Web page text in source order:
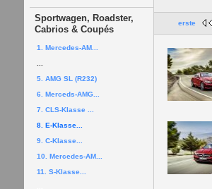
Sportwagen, Roadster,
Cabrios & Coupés
1. Mercedes-AM...
5. AMG SL (R232)
6. Merceds-AMG...
7. CLS-Klasse ...
8. E-Klasse...
9. C-Klasse...
10. Mercedes-AM...
11. S-Klasse...
erste